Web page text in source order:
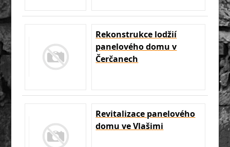
Rekonstrukce lodžií
panelového domu v
Čerčanech
Revitalizace panelového
domu ve Vlašimi